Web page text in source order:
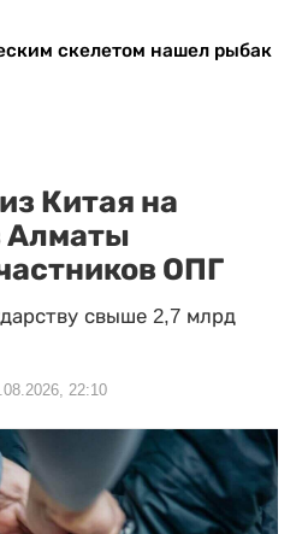
скелетом нашел рыбак
Китая на
Алматы
ОПГ
свыше 2,7 млрд
22:10